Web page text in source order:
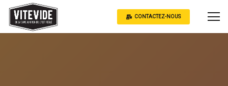
CONTACTEZ-NOUS